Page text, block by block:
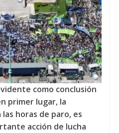
como conclusión
primer lugar, la
horas de paro, es
acción de lucha